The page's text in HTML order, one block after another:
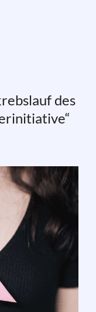
des